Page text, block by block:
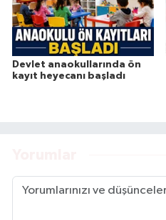
Devlet anaokullarında ön
kayıt heyecanı başladı